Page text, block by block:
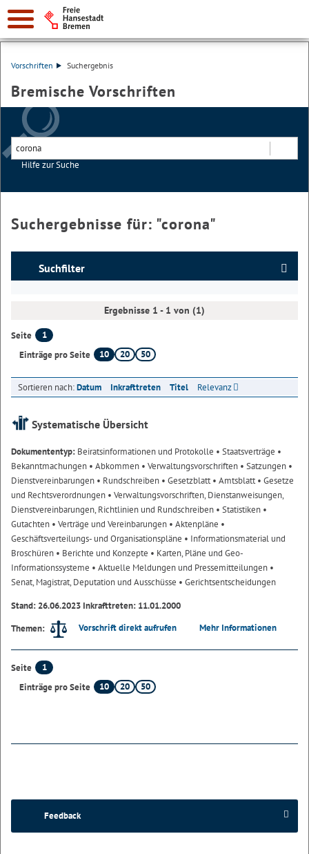
Vorschriften Suchergebnis
Bremische Vorschriften
Hilfe zur Suche
Suchergebnisse für: "corona"
Suchfilter
Ergebnisse 1 - 1 von (1)
Seite
1
Einträge pro Seite
10 20 50
Sortieren nach:Datum Inkrafttreten Titel Relevanz
Systematische Übersicht
Dokumententyp: Beiratsinformationen und Protokolle • Staatsverträge •
Bekanntmachungen • Abkommen • Verwaltungsvorschriften • Satzungen •
Dienstvereinbarungen • Rundschreiben • Gesetzblatt• Amtsblatt• Gesetze
und Rechtsverordnungen • Verwaltungsvorschriften, Dienstanweisungen,
Dienstvereinbarungen, Richtlinien und Rundschreiben • Statistiken •
Gutachten • Verträge und Vereinbarungen • Aktenpläne •
Geschäftsverteilungs- und Organisationspläne • Informationsmaterial und
Broschüren • Berichte und Konzepte • Karten, Pläne und Geo-
Informationssysteme • Aktuelle Meldungen und Pressemitteilungen •
Senat, Magistrat, Deputation und Ausschüsse • Gerichtsentscheidungen
Stand: 26.06.2023 Inkrafttreten: 11.01.2000
Themen:
Vorschrift direkt aufrufen Mehr Informationen
Seite
1
Einträge pro Seite
10 20 50
Feedback